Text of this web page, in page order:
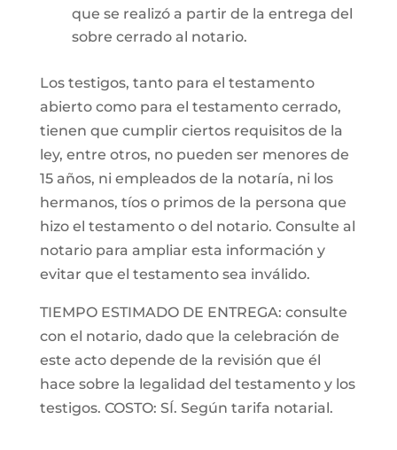
que se realizó a partir de la entrega del
sobre cerrado al notario.
Los testigos, tanto para el testamento
abierto como para el testamento cerrado,
tienen que cumplir ciertos requisitos de la
ley, entre otros, no pueden ser menores de
15 años, ni empleados de la notaría, ni los
hermanos, tíos o primos de la persona que
hizo el testamento o del notario. Consulte al
notario para ampliar esta información y
evitar que el testamento sea inválido.
TIEMPO ESTIMADO DE ENTREGA: consulte
con el notario, dado que la celebración de
este acto depende de la revisión que él
hace sobre la legalidad del testamento y los
testigos. COSTO: SÍ. Según tarifa notarial.